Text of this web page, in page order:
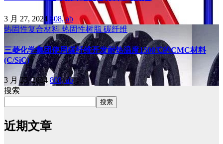
3 月 27, 2024 808, ab
热固性复合材料 热固性树脂 碳纤维
三菱化学集团使用碳纤维开发耐热温度1500℃的CMC材料
(C/SiC)
3 月 25, 2024 808, ab
搜索
搜索
近期文章